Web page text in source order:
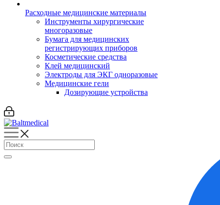
Расходные медицинские материалы
Инструменты хирургические
многоразовые
Бумага для медицинских
регистрирующих приборов
Косметические средства
Клей медицинский
Электроды для ЭКГ одноразовые
Медицинские гели
Дозирующие устройства